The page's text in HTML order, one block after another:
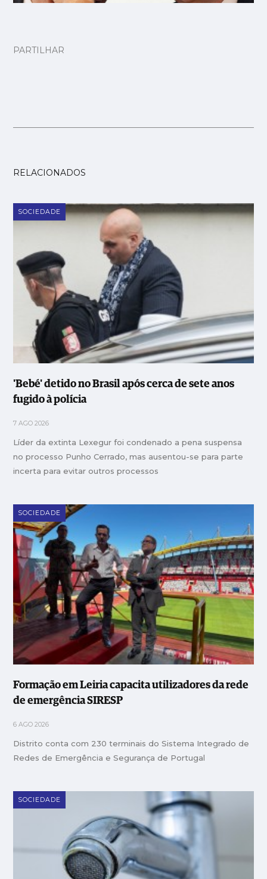
PARTILHAR
RELACIONADOS
SOCIEDADE
'Bebé' detido no Brasil após cerca de sete anos
fugido à polícia
7 AGO 2026
Líder da extinta Lexegur foi condenado a pena suspensa
no processo Punho Cerrado, mas ausentou-se para parte
incerta para evitar outros processos
SOCIEDADE
Formação em Leiria capacita utilizadores da rede
de emergência SIRESP
6 AGO 2026
Distrito conta com 230 terminais do Sistema Integrado de
Redes de Emergência e Segurança de Portugal
SOCIEDADE